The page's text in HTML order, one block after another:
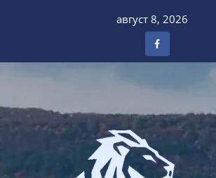
август 8, 2026